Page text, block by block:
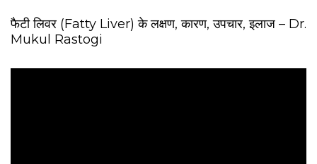
फैटी लिवर (Fatty Liver) के लक्षण, कारण, उपचार, इलाज – Dr.
Mukul Rastogi